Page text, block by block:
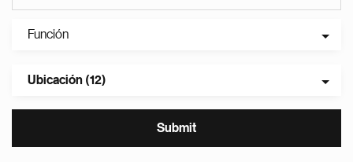
Función
Ubicación (12)